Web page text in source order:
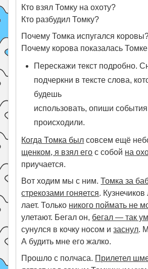
Кто взял Томку на охоту?
Кто разбудил Томку?
Почему Томка испугался
Почему корова показалась
Перескажи текст подробно.
подчеркни в тексте слова,
будешь
использовать, опиши
происходили.
Когда Томка был совсем ещё
щенком, я взял его с собой на
приучается.
Вот ходим мы с ним.Томка за
стрекозами гоняется.
лает. Только никого поймать не
улетают. Бегал он, бегал — так
сунулся в кочку носом изаснул.
А будить мне его жалко.
Прошло с полчаса. Прилетел